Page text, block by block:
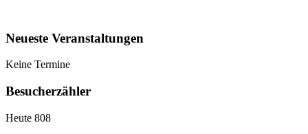
Neueste Veranstaltungen
Keine Termine
Besucherzähler
Heute 808